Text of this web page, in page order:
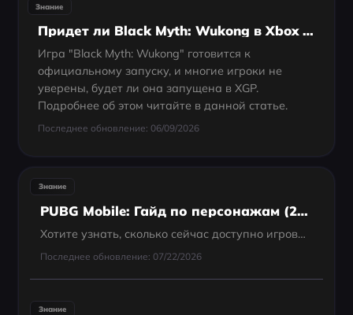
Знание
Придет ли Black Myth: Wukong в Xbox Game Pass?
Игра "Black Myth: Wukong" готовится к
официальному запуску, и многие игроки не
уверены, будет ли она запущена в XGP.
Подробнее об этом читайте в данной статье.
Последнее обновление: 06/09/2026
Знание
PUBG Mobile: Гайд по персонажам (2025) — Как разблокировать, пер
Хотите узнать, сколько сейчас доступно игровых персонажей, как их разблокировать и переключать? А также — как добавить спецсимволы в ник? Разбираем всё по пунктам.
Последнее обновление: 07/22/2026
Знание